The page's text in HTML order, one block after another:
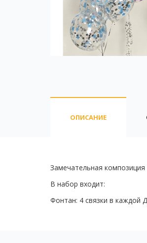
ОПИСАНИЕ
Замечательная
В набор входит:
Фонтан: 4 связки в каждой